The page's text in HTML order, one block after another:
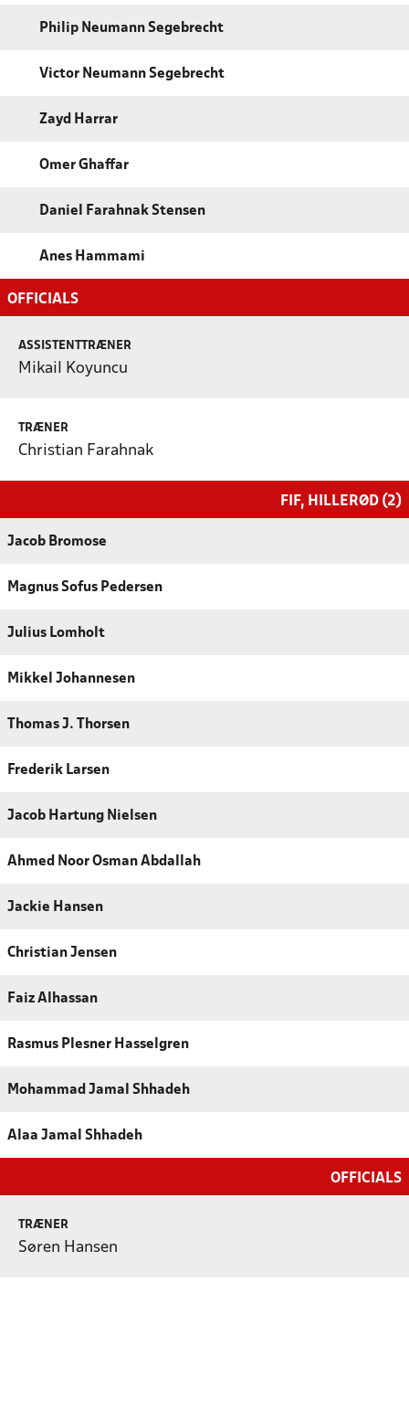
Philip Neumann Segebrecht
Victor Neumann Segebrecht
Zayd Harrar
Omer Ghaffar
Daniel Farahnak Stensen
Anes Hammami
OFFICIALS
ASSISTENTTRÆNER
Mikail Koyuncu
TRÆNER
Christian Farahnak
FIF, HILLERØD (2)
Jacob Bromose
Magnus Sofus Pedersen
Julius Lomholt
Mikkel Johannesen
Thomas J. Thorsen
Frederik Larsen
Jacob Hartung Nielsen
Ahmed Noor Osman Abdallah
Jackie Hansen
Christian Jensen
Faiz Alhassan
Rasmus Plesner Hasselgren
Mohammad Jamal Shhadeh
Alaa Jamal Shhadeh
OFFICIALS
TRÆNER
Søren Hansen